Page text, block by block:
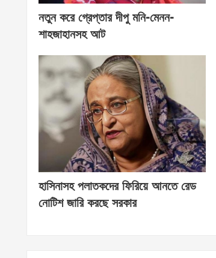
নতুন করে গ্রেপ্তার দীপু মনি-মেনন-
শাহজাহানসহ আট
হাসিনাসহ পলাতকদের ফিরিয়ে আনতে রেড
নোটিশ জারি করছে সরকার